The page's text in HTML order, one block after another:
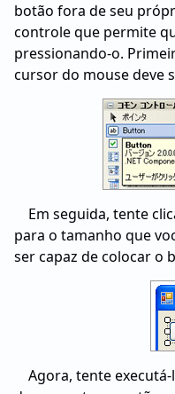
botão fora de seu
controle que permite
pressionando-o.
cursor do mouse deve
Em seguida, tente
para o tamanho que
ser capaz de colocar o
Agora, tente